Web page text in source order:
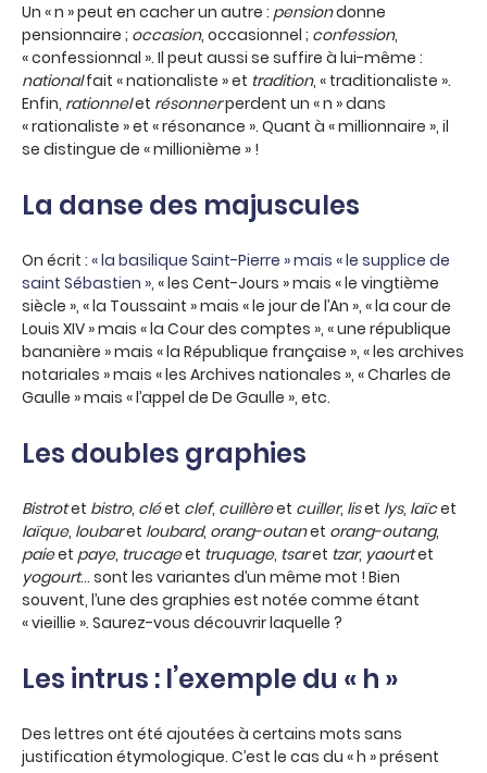
Un « n » peut en cacher un autre : pensiondonne
pensionnaire ; occasion, occasionnel ; confession,
« confessionnal ». Il peut aussi se suffire à lui-même :
nationalfait « nationaliste » et tradition, « traditionaliste ».
Enfin, rationnelet résonnerperdent un « n » dans
« rationaliste » et « résonance ». Quant à « millionnaire », il
se distingue de « millionième » !
La danse des majuscules
On écrit : « la basilique Saint-Pierre » mais « le supplice de
saint Sébastien », « les Cent-Jours » mais « le vingtième
siècle », « la Toussaint » mais « le jour de l’An », « la cour de
Louis XIV » mais « la Cour des comptes », « une république
bananière » mais « la République française », « les archives
notariales » mais « les Archives nationales », « Charles de
Gaulle » mais « l’appel de De Gaulle », etc.
Les doubles graphies
Bistrotet bistro, cléet clef, cuillèreet cuiller, liset lys, laïcet
laïque, loubaret loubard, orang-outanet orang-outang,
paieet paye, trucageet truquage, tsaret tzar, yaourtet
yogourt… sont les variantes d’un même mot ! Bien
souvent, l’une des graphies est notée comme étant
« vieillie ». Saurez-vous découvrir laquelle ?
Les intrus : l’exemple du « h »
Des lettres ont été ajoutées à certains mots sans
justification étymologique. C’est le cas du « h » présent